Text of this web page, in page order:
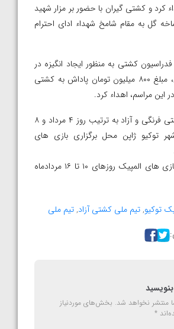
کرد و کشتی گیران با حضور بر مزار شهید
گل به مقام شامخ شهداء ادای احترام
کشتی به منظور ایجاد انگیزه در
بین نفرات اعزامی، مبلغ ۸۰۰ میلیون تومان پاداش به کشتی
این مراسم، اهداء کرد.
تیم های ملی کشتی فرنگی و آزاد به ترتیب روز ۴ مرداد و ۸
توکیو ژاپن محل برگزاری بازی های
مسابقات کشتی بازی های المپیک روزهای ۱۰ تا ۱۶ مردادماه
توکیو,تیم ملی کشتی آزاد,تیم ملی
منتشر نخواهد شد. بخش‌های موردنیاز
*